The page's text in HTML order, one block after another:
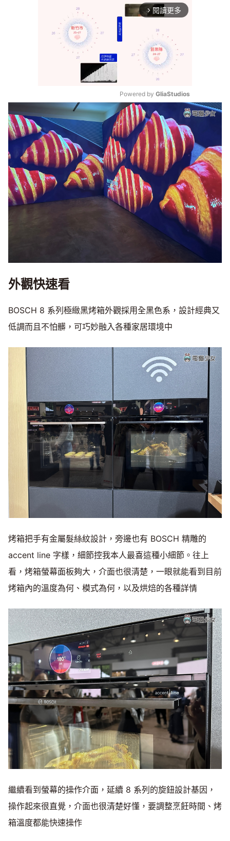
arrow_forward_ios 閱讀更多
Mute
Powered by GliaStudios
外觀快速看
BOSCH 8 系列極緻黑烤箱外觀採用全黑色系，設計經典又
低調而且不怕髒，可巧妙融入各種家居環境中
烤箱把手有金屬髮絲紋設計，旁邊也有 BOSCH 精雕的
accent line 字樣，細節控我本人最喜這種小細節。往上
看，烤箱螢幕面板夠大，介面也很清楚，一眼就能看到目前
烤箱內的溫度為何、模式為何，以及烘焙的各種詳情
繼續看到螢幕的操作介面，延續 8 系列的旋鈕設計基因，
操作起來很直覺，介面也很清楚好懂，要調整烹飪時間、烤
箱溫度都能快速操作